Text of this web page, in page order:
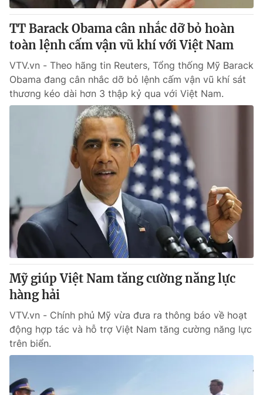
TT Barack Obama cân nhắc dỡ bỏ hoàn
toàn lệnh cấm vận vũ khí với Việt Nam
VTV.vn - Theo hãng tin Reuters, Tổng thống Mỹ Barack
Obama đang cân nhắc dỡ bỏ lệnh cấm vận vũ khí sát
thương kéo dài hơn 3 thập kỷ qua với Việt Nam.
Mỹ giúp Việt Nam tăng cường năng lực
hàng hải
VTV.vn - Chính phủ Mỹ vừa đưa ra thông báo về hoạt
động hợp tác và hỗ trợ Việt Nam tăng cường năng lực
trên biển.